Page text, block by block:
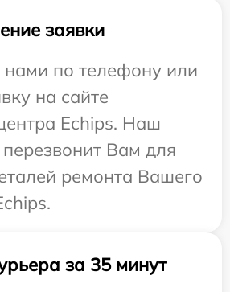
заявки
нами по телефону или
на сайте
Echips. Наш
перезвонит Вам для
ремонта Вашего
за 35 минут